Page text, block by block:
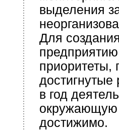
выделения
Для
приоритеты,
достигнутые
в год
окружающую
достижимо.